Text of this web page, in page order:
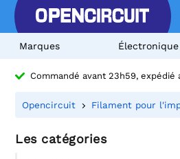
Marques Électronique
Commandé avant 23h59, expédié
Opencircuit Filament pour
Les catégories